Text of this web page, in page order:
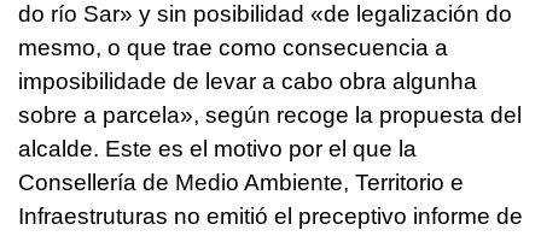
do río Sar» y sin posibilidad «de legalización do
mesmo, o que trae como consecuencia a
imposibilidade de levar a cabo obra algunha
sobre a parcela», según recoge la propuesta del
alcalde. Este es el motivo por el que la
Consellería de Medio Ambiente, Territorio e
Infraestruturas no emitió el preceptivo informe de